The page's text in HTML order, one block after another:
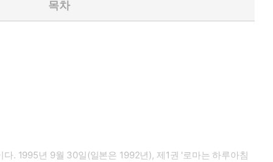
목차
. 1995년 9월 30일(일본은 1992년), 제1권 '로마는 하루아침